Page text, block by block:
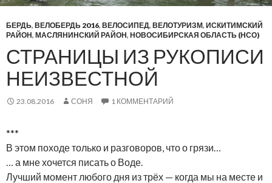
БЕРДЬ, ВЕЛОБЕРДЬ 2016, ВЕЛОСИПЕД, ВЕЛОТУРИЗМ, ИСКИТИМСКИЙ
РАЙОН, МАСЛЯНИНСКИЙ РАЙОН, НОВОСИБИРСКАЯ ОБЛАСТЬ (НСО)
СТРАНИЦЫ ИЗ РУКОПИСИ
НЕИЗВЕСТНОЙ
23.08.2016 СОНЯ 1 КОММЕНТАРИЙ
***
В этом походе только и разговоров, что о грязи…
… а мне хочется писать о Воде.
Лучший момент любого дня из трёх — когда мы на месте и